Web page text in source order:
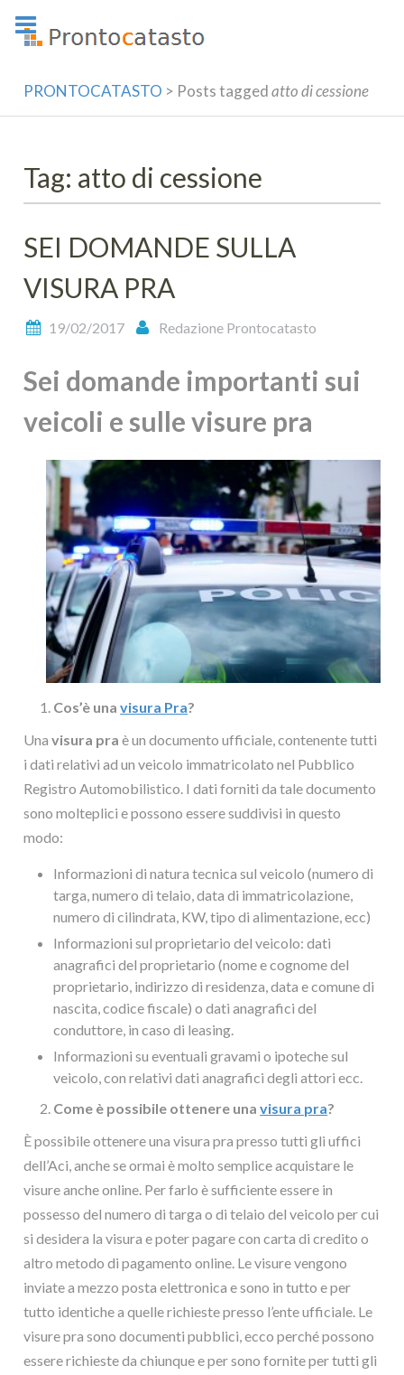
PRONTOCATASTO > Posts taggedatto di cessione
Tag: atto di cessione
SEI DOMANDE SULLA
VISURA PRA
19/02/2017 Redazione Prontocatasto
Sei domande importanti sui
veicoli e sulle visure pra
Cos’è unavisura Pra?
Unavisura pra è un documento ufficiale, contenente tutti
i dati relativi ad un veicolo immatricolato nel Pubblico
Registro Automobilistico. I dati forniti da tale documento
sono molteplici e possono essere suddivisi in questo
modo:
Informazioni di natura tecnica sul veicolo (numero di
targa, numero di telaio, data di immatricolazione,
numero di cilindrata, KW, tipo di alimentazione, ecc)
Informazioni sul proprietario del veicolo: dati
anagrafici del proprietario (nome e cognome del
proprietario, indirizzo di residenza, data e comune di
nascita, codice fiscale) o dati anagrafici del
conduttore, in caso di leasing.
Informazioni su eventuali gravami o ipoteche sul
veicolo, con relativi dati anagrafici degli attori ecc.
Come è possibile ottenere unavisura pra?
È possibile ottenere una visura pra presso tutti gli uffici
dell’Aci, anche se ormai è molto semplice acquistare le
visure anche online. Per farlo è sufficiente essere in
possesso del numero di targa o di telaio del veicolo per cui
si desidera la visura e poter pagare con carta di credito o
altro metodo di pagamento online. Le visure vengono
inviate a mezzo posta elettronica e sono in tutto e per
tutto identiche a quelle richieste presso l’ente ufficiale. Le
visure pra sono documenti pubblici, ecco perché possono
essere richieste da chiunque e per sono fornite per tutti gli